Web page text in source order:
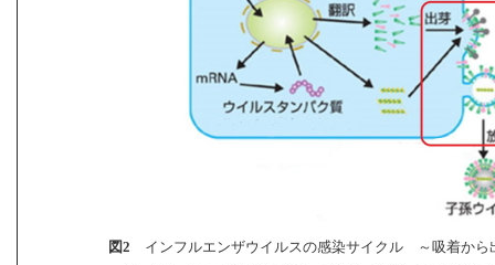
図2 インフルエンザウイルスの感染サイクル ～吸着から